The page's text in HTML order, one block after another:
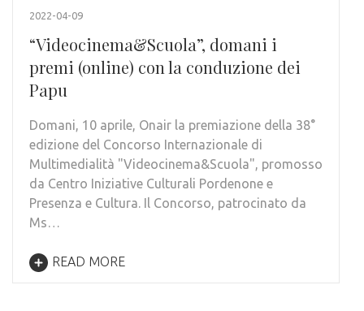
2022-04-09
“Videocinema&Scuola”, domani i
premi (online) con la conduzione dei
Papu
Domani, 10 aprile, Onair la premiazione della 38°
edizione del Concorso Internazionale di
Multimedialità "Videocinema&Scuola", promosso
da Centro Iniziative Culturali Pordenone e
Presenza e Cultura. Il Concorso, patrocinato da
Ms…
READ MORE